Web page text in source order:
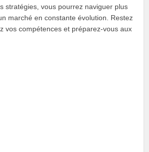
stratégies, vous pourrez naviguer plus
marché en constante évolution. Restez
vos compétences et préparez-vous aux